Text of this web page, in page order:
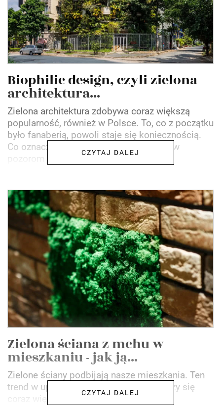
Biophilic design, czyli zielona
architektura...
Zielona architektura zdobywa coraz większą
popularność, również w Polsce. To, co z początku
było fanaberią, powoli staje się koniecznością.
Co oznacza "zielona architektura"? Wbrew
pozorom nie jest...
CZYTAJ DALEJ
Zielona ściana z mchu w
mieszkaniu - jak ją...
Zielone ściany podbijają nasze mieszkania. Ten
trend w uprawie roślin pokojowych cieszy się
coraz większą popularnością.
CZYTAJ DALEJ